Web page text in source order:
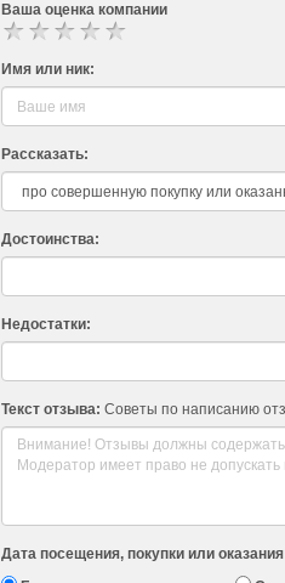
Ваша оценка компании
Имя или ник:
Рассказать:
Достоинства:
Недостатки:
Текст отзыва: Советы по написанию
Дата посещения, покупки или